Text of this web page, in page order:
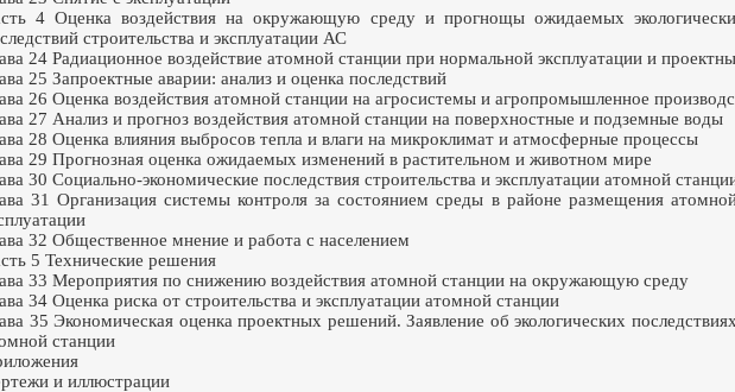
4 Оценка воздействия на окружающую среду и прогнощы ожидаемых
строительства и эксплуатации АС
24 Радиационное воздействие атомной станции при нормальной эксплуатации и
25 Запроектные аварии: анализ и оценка последствий
26 Оценка воздействия атомной станции на агросистемы и агропромышленное
27 Анализ и прогноз воздействия атомной станции на поверхностные и подземные воды
28 Оценка влияния выбросов тепла и влаги на микроклимат и атмосферные процессы
29 Прогнозная оценка ожидаемых изменений в растительном и животном мире
30 Социально-экономические последствия строительства и эксплуатации атомной
31 Организация системы контроля за состоянием среды в районе размещения
32 Общественное мнение и работа с населением
5 Технические решения
33 Мероприятия по снижению воздействия атомной станции на окружающую среду
34 Оценка риска от строительства и эксплуатации атомной станции
35 Экономическая оценка проектных решений. Заявление об экологических
станции
и иллюстрации